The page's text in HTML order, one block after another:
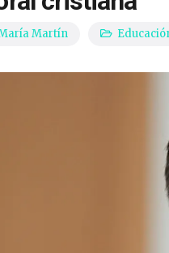
Martín